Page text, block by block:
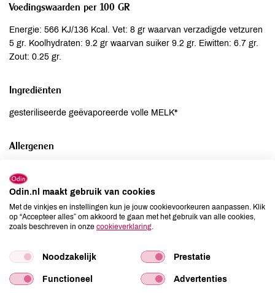
Voedingswaarden per 100 GR
Energie: 566 KJ/136 Kcal. Vet: 8 gr waarvan verzadigde vetzuren
5 gr. Koolhydraten: 9.2 gr waarvan suiker 9.2 gr. Eiwitten: 6.7 gr.
Zout: 0.25 gr.
Ingrediënten
gesteriliseerde geëvaporeerde volle MELK*
Allergenen
Ei
Gluten
kan bevatten
Lactose
aanwezig
Mosterd
niet aanwezig
Schaaldieren
niet aanwezig
Odin.nl maakt gebruik van cookies
Met de vinkjes en instellingen kun je jouw cookievoorkeuren aanpassen. Klik
op “Accepteer alles” om akkoord te gaan met het gebruik van alle cookies,
zoals beschreven in onze cookieverklaring.
Noodzakelijk Prestatie
Functioneel Advertenties